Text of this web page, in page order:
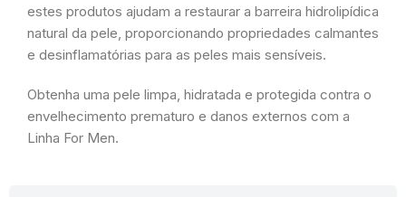
estes produtos ajudam a restaurar a barreira hidrolipídica
natural da pele, proporcionando propriedades calmantes
e desinflamatórias para as peles mais sensíveis.
Obtenha uma pele limpa, hidratada e protegida contra o
envelhecimento prematuro e danos externos com a
Linha For Men.